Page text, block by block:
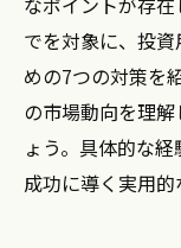
でを対象に、投
めの7つの対策を
の市場動向を理
ょう。具体的な
成功に導く実用的